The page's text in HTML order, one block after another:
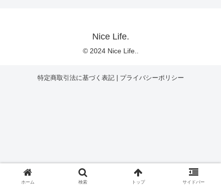
Nice Life.
© 2024 Nice Life..
ホーム 検索 トップ サイドバー
特定商取引法に基づく表記| プライバシーポリシー